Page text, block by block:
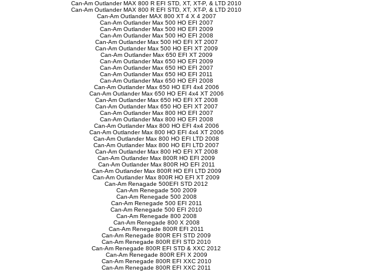
Can-Am Outlander MAX 800 R EFI STD, XT, XT-P, & LTD 2010
Can-Am Outlander MAX 800 R EFI STD, XT, XT-P, & LTD 2010
Can-Am Outlander MAX 800 XT 4 X 4 2007
Can-Am Outlander Max 500 HO EFI 2007
Can-Am Outlander Max 500 HO EFI 2009
Can-Am Outlander Max 500 HO EFI 2008
Can-Am Outlander Max 500 HO EFI XT 2007
Can-Am Outlander Max 500 HO EFI XT 2009
Can-Am Outlander Max 650 EFI XT 2009
Can-Am Outlander Max 650 HO EFI 2009
Can-Am Outlander Max 650 HO EFI 2007
Can-Am Outlander Max 650 HO EFI 2011
Can-Am Outlander Max 650 HO EFI 2008
Can-Am Outlander Max 650 HO EFI 4x4 2006
Can-Am Outlander Max 650 HO EFI 4x4 XT 2006
Can-Am Outlander Max 650 HO EFI XT 2008
Can-Am Outlander Max 650 HO EFI XT 2007
Can-Am Outlander Max 800 HO EFI 2007
Can-Am Outlander Max 800 HO EFI 2008
Can-Am Outlander Max 800 HO EFI 4x4 2006
Can-Am Outlander Max 800 HO EFI 4x4 XT 2006
Can-Am Outlander Max 800 HO EFI LTD 2008
Can-Am Outlander Max 800 HO EFI LTD 2007
Can-Am Outlander Max 800 HO EFI XT 2008
Can-Am Outlander Max 800R HO EFI 2009
Can-Am Outlander Max 800R HO EFI 2011
Can-Am Outlander Max 800R HO EFI LTD 2009
Can-Am Outlander Max 800R HO EFI XT 2009
Can-Am Renagade 500EFI STD 2012
Can-Am Renegade 500 2009
Can-Am Renegade 500 2008
Can-Am Renegade 500 EFI 2011
Can-Am Renegade 500 EFI 2010
Can-Am Renegade 800 2008
Can-Am Renegade 800 X 2008
Can-Am Renegade 800R EFI 2011
Can-Am Renegade 800R EFI STD 2009
Can-Am Renegade 800R EFI STD 2010
Can-Am Renegade 800R EFI STD & XXC 2012
Can-Am Renegade 800R EFI X 2009
Can-Am Renegade 800R EFI XXC 2010
Can-Am Renegade 800R EFI XXC 2011